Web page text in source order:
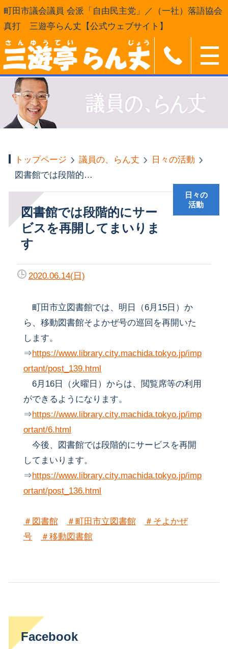
町田市議会議員 会派「自由民主党」／（一社）落語協会
真打 三遊亭らん丈【公式ウェブサイト】
トップページ 議員の、らん丈
日々の活動
図書館では段階的にサービスを再開してまいります
図書館では段階的にサー
ビスを再開してまいりま
す
日々の
活動
2020.06.14(日)
町田市立図書館では、明日（6月15日）か
ら、移動図書館そよかぜ号の巡回を再開いた
します。
⇒https://www.library.city.machida.tokyo.jp/imp
ortant/post_139.html
6月16日（火曜日）からは、閲覧席等の利用
ができるようになります。
⇒https://www.library.city.machida.tokyo.jp/imp
ortant/6.html
今後、図書館では段階的にサービスを再開
してまいります。
⇒https://www.library.city.machida.tokyo.jp/imp
ortant/post_136.html
＃図書館 ＃町田市立図書館
＃そよかぜ
号
＃移動図書館
Facebook